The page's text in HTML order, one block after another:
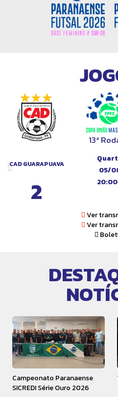
CAD GUARAPUAVA
2
13ª
05/
Ver
Ver
Campeonato Paranaense
SICREDI Série Ouro 2026